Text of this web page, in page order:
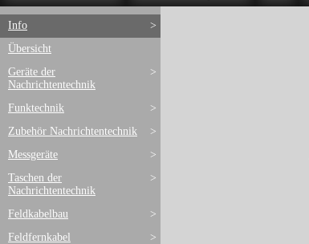
>
Info
Übersicht
>
Geräte der
Nachrichtentechnik
>
Funktechnik
>
Zubehör Nachrichtentechnik
>
Messgeräte
>
Taschen der
Nachrichtentechnik
>
Feldkabelbau
>
Feldfernkabel